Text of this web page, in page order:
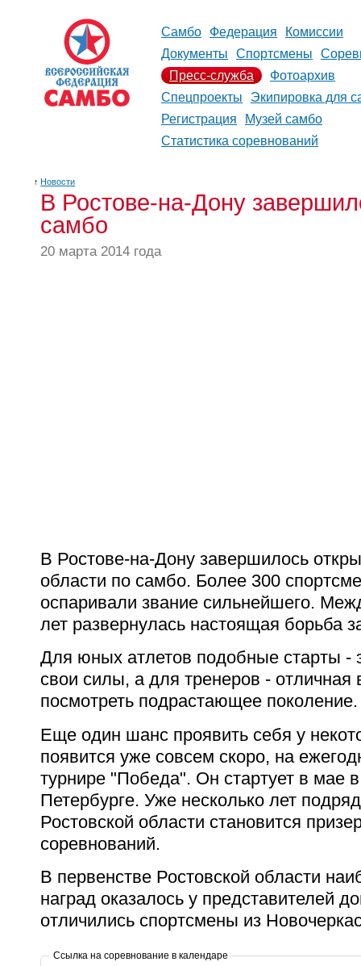
Самбо Федерация
Комиссии
Документы
Спортсмены
Пресс-служба
Фотоархив
Спецпроекты
Экипировка для
Регистрация
Музей самбо
Статистика соревнований
↑ Новости
В Ростове-на-Дону
самбо
20 марта 2014 года
В Ростове-на-Дону завершилось
области по самбо. Более 300
оспаривали звание сильнейшего.
лет развернулась настоящая борьба
Для юных атлетов подобные старты -
свои силы, а для тренеров - отличная
посмотреть подрастающее поколение.
Еще один шанс проявить себя у
появится уже совсем скоро, на
турнире "Победа". Он стартует в мае
Петербурге. Уже несколько лет
Ростовской области становится
соревнований.
В первенстве Ростовской области
наград оказалось у представителей
отличились спортсмены из
Ссылка на соревнование в календаре